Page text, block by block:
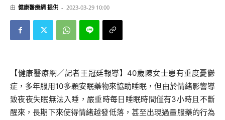
由 健康醫療網 提供 - 2023-03-29 10:00
【健康醫療網／記者王冠廷報導】40歲陳女士患有重度憂鬱
症，多年服用10多顆安眠藥物來協助睡眠，但由於情緒影響導
致夜夜失眠無法入睡，嚴重時每日睡眠時間僅有3小時且不斷
醒來，長期下來使得情緒越發低落，甚至出現過量服藥的行為